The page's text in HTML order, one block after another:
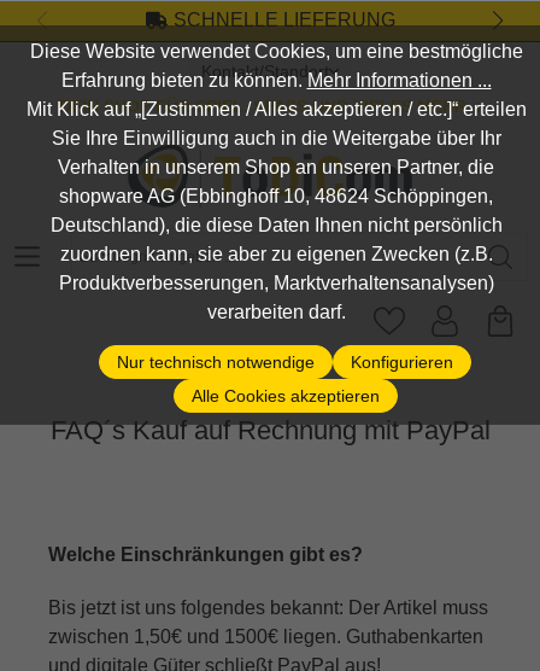
Zum Hauptinhalt springenSCHNELLE LIEFERUNG
Kontakt/Standort
DEIN SHOP FÜR SPIEL, SPASS UND VIELES MEHR...
Suchbegriff eingeben ...
FAQ´s Kauf auf Rechnung mit PayPal
Welche Einschränkungen gibt es?
Bis jetzt ist uns folgendes bekannt: Der Artikel muss
zwischen 1,50€ und 1500€ liegen. Guthabenkarten
und digitale Güter schließt PayPal aus!
Diese Website verwendet Cookies, um eine bestmögliche
Erfahrung bieten zu können.Mehr Informationen ...
Mit Klick auf „[Zustimmen / Alles akzeptieren / etc.]“ erteilen
Sie Ihre Einwilligung auch in die Weitergabe über Ihr
Verhalten in unserem Shop an unseren Partner, die
shopware AG (Ebbinghoff 10, 48624 Schöppingen,
Deutschland), die diese Daten Ihnen nicht persönlich
zuordnen kann, sie aber zu eigenen Zwecken (z.B.
Produktverbesserungen, Marktverhaltensanalysen)
verarbeiten darf.
Nur technisch notwendige
Konfigurieren
Alle Cookies akzeptieren